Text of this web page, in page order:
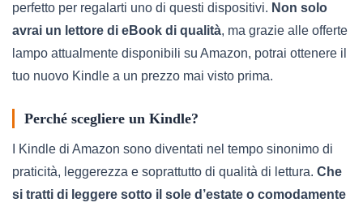
perfetto per regalarti uno di questi dispositivi. Non solo
avrai un lettore di eBook di qualità, ma grazie alle offerte
lampo attualmente disponibili su Amazon, potrai ottenere il
tuo nuovo Kindle a un prezzo mai visto prima.
Perché scegliere un Kindle?
I Kindle di Amazon sono diventati nel tempo sinonimo di
praticità, leggerezza e soprattutto di qualità di lettura. Che
si tratti di leggere sotto il sole d’estate o comodamente